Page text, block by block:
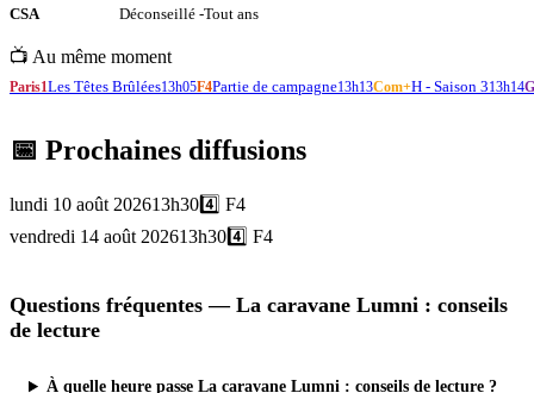
CSA
Déconseillé -Tout ans
📺 Au même moment
Paris1Les Têtes Brûlées13h05F4Partie de campagne13h13Com+H - Saison 313h14
📅 Prochaines diffusions
lundi 10 août 202613h304️⃣ F4
vendredi 14 août 202613h304️⃣ F4
Questions fréquentes — La caravane Lumni : conseils
de lecture
À quelle heure passe La caravane Lumni : conseils de lecture ?